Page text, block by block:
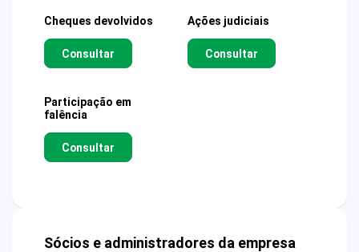
Cheques devolvidos
Consultar
Ações judiciais
Consultar
Participação em
falência
Consultar
Sócios e administradores da empresa